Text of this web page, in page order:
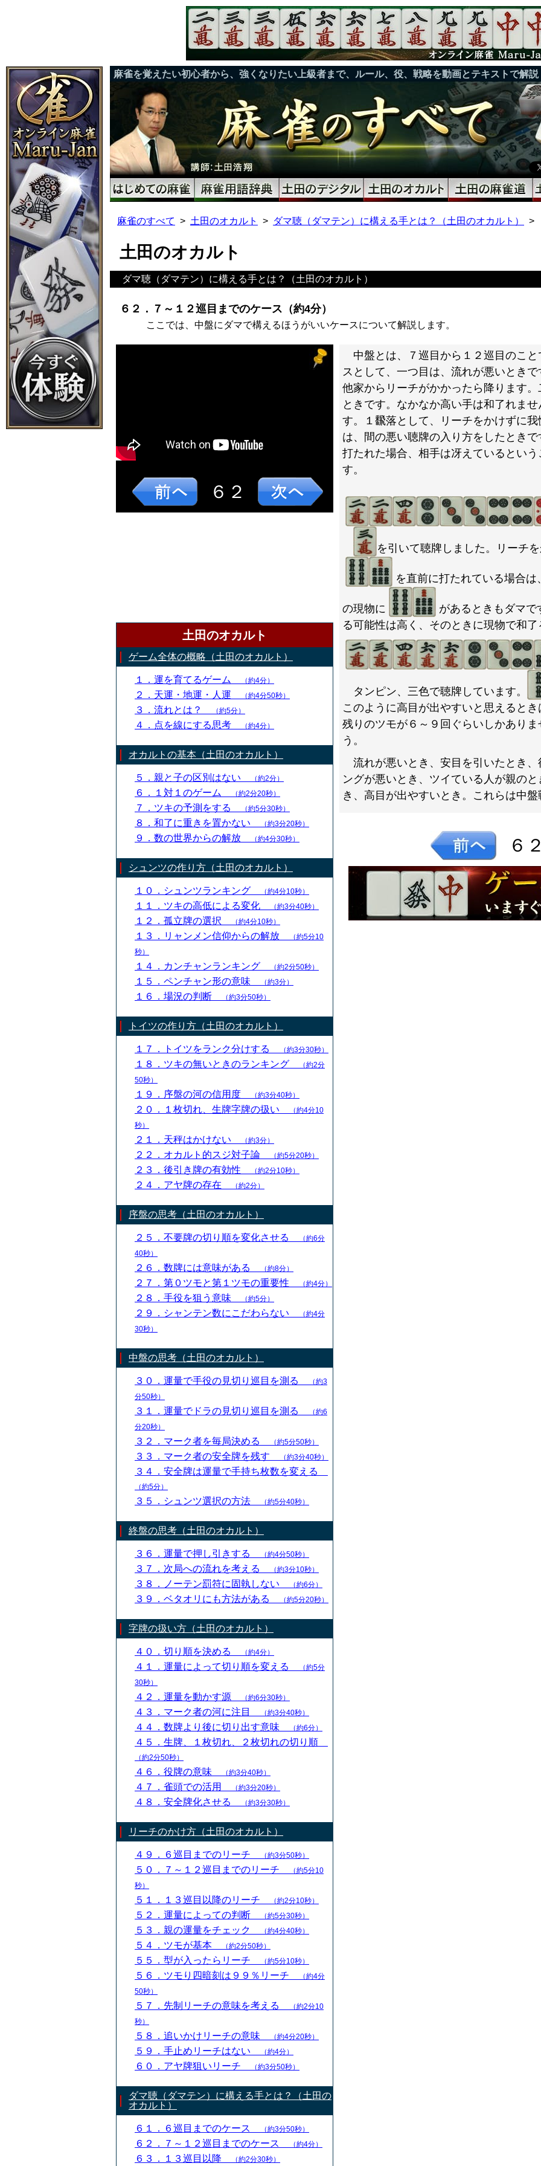
麻雀を覚えたい初心者から、強くなりたい上級者まで、ルール、役、戦略を動画とテキストで解説
麻雀のすべて 土田のオカルト ダマ聴（ダマテン）に構える手とは？（土田のオカルト）
土田のオカルト
ダマ聴（ダマテン）に構える手とは？（土田のオカルト）
６２．７～１２巡目までのケース（約4分）
ここでは、中盤にダマで構えるほうがいいケースについて解説します。
６２
土田のオカルト
ゲーム全体の概略（土田のオカルト）
１．運を育てるゲーム （約4分）
２．天運・地運・人運 （約4分50秒）
３．流れとは？ （約5分）
４．点を線にする思考 （約4分）
オカルトの基本（土田のオカルト）
５．親と子の区別はない （約2分）
６．１対１のゲーム （約2分20秒）
７．ツキの予測をする （約5分30秒）
８．和了に重きを置かない （約3分20秒）
９．数の世界からの解放 （約4分30秒）
シュンツの作り方（土田のオカルト）
１０．シュンツランキング （約4分10秒）
１１．ツキの高低による変化 （約3分40秒）
１２．孤立牌の選択 （約4分10秒）
１３．リャンメン信仰からの解放
（約5分10
秒）
１４．カンチャンランキング （約2分50秒）
１５．ペンチャン形の意味 （約3分）
１６．場況の判断 （約3分50秒）
トイツの作り方（土田のオカルト）
１７．トイツをランク分けする （約3分30秒）
１８．ツキの無いときのランキング
（約2分
50秒）
１９．序盤の河の信用度 （約3分40秒）
２０．１枚切れ、生牌字牌の扱い
（約4分10
秒）
２１．天秤はかけない （約3分）
２２．オカルト的スジ対子論 （約5分20秒）
２３．後引き牌の有効性 （約2分10秒）
２４．アヤ牌の存在 （約2分）
序盤の思考（土田のオカルト）
２５．不要牌の切り順を変化させる
（約6分
40秒）
２６．数牌には意味がある （約8分）
２７．第０ツモと第１ツモの重要性 （約4分）
２８．手役を狙う意味 （約5分）
２９．シャンテン数にこだわらない
（約4分
30秒）
中盤の思考（土田のオカルト）
３０．運量で手役の見切り巡目を測る
（約3
分50秒）
３１．運量でドラの見切り巡目を測る
（約6
分20秒）
３２．マーク者を毎局決める （約5分50秒）
３３．マーク者の安全牌を残す （約3分40秒）
３４．安全牌は運量で手持ち枚数を変える
（約5分）
３５．シュンツ選択の方法 （約5分40秒）
終盤の思考（土田のオカルト）
３６．運量で押し引きする （約4分50秒）
３７．次局への流れを考える （約3分10秒）
３８．ノーテン罰符に固執しない （約6分）
３９．ベタオリにも方法がある （約5分20秒）
字牌の扱い方（土田のオカルト）
４０．切り順を決める （約4分）
４１．運量によって切り順を変える
（約5分
30秒）
４２．運量を動かす源 （約6分30秒）
４３．マーク者の河に注目 （約3分40秒）
４４．数牌より後に切り出す意味 （約6分）
４５．生牌、１枚切れ、２枚切れの切り順
（約2分50秒）
４６．役牌の意味 （約3分40秒）
４７．雀頭での活用 （約3分20秒）
４８．安全牌化させる （約3分30秒）
リーチのかけ方（土田のオカルト）
４９．６巡目までのリーチ （約3分50秒）
５０．７～１２巡目までのリーチ
（約5分10
秒）
５１．１３巡目以降のリーチ （約2分10秒）
５２．運量によっての判断 （約5分30秒）
５３．親の運量をチェック （約4分40秒）
５４．ツモが基本 （約2分50秒）
５５．型が入ったらリーチ （約5分10秒）
５６．ツモり四暗刻は９９％リーチ
（約4分
50秒）
５７．先制リーチの意味を考える
（約2分10
秒）
５８．追いかけリーチの意味 （約4分20秒）
５９．手止めリーチはない （約4分）
６０．アヤ牌狙いリーチ （約3分50秒）
ダマ聴（ダマテン）に構える手とは？（土田の
オカルト）
６１．６巡目までのケース （約3分50秒）
６２．７～１２巡目までのケース （約4分）
６３．１３巡目以降 （約2分30秒）
中盤とは、７巡目から１２巡目のこ
スとして、一つ目は、流れが悪いとき
他家からリーチがかかったら降ります
ときです。なかなか高い手は和了れま
す。１飜落として、リーチをかけずに
は、間の悪い聴牌の入り方をしたとき
打たれた場合、相手は冴えているとい
す。
を引いて聴牌しました。リーチ
を直前に打たれている場合
の現物に
があるときもダマ
る可能性は高く、そのときに現物で和
タンピン、三色で聴牌しています。
このように高目が出やすいと思えると
残りのツモが６～９回ぐらいしかあり
う。
流れが悪いとき、安目を引いたとき
ングが悪いとき、ツイている人が親の
き、高目が出やすいとき。これらは中
６